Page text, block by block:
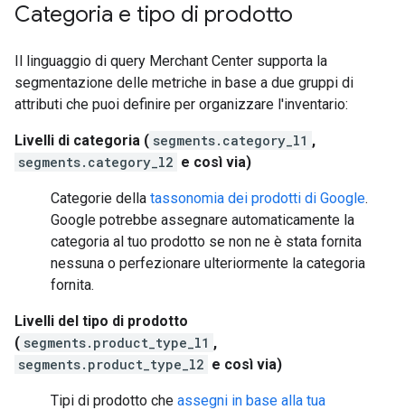
Categoria e tipo di prodotto
Il linguaggio di query Merchant Center supporta la
segmentazione delle metriche in base a due gruppi di
attributi che puoi definire per organizzare l'inventario:
Livelli di categoria ( segments.category_l1 ,
segments.category_l2 e così via)
Categorie della tassonomia dei prodotti di Google.
Google potrebbe assegnare automaticamente la
categoria al tuo prodotto se non ne è stata fornita
nessuna o perfezionare ulteriormente la categoria
fornita.
Livelli del tipo di prodotto
( segments.product_type_l1 ,
segments.product_type_l2 e così via)
Tipi di prodotto che assegni in base alla tua